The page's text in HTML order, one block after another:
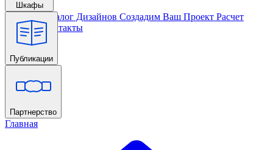
Шкафы
Главная Каталог Дизайнов Создадим Ваш Проект Расчет
Проекта Контакты
Публикации
Главная
Партнерство
Главная